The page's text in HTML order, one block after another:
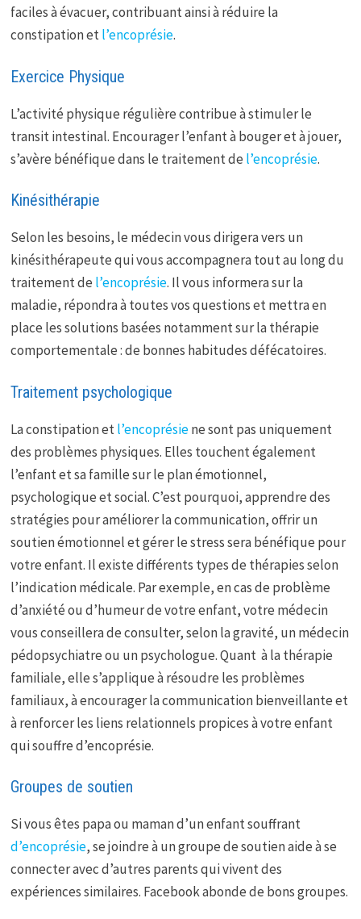
faciles à évacuer, contribuant ainsi à réduire la
constipation etl’encoprésie.
Exercice Physique
L’activité physique régulière contribue à stimuler le
transit intestinal. Encourager l’enfant à bouger et à jouer,
s’avère bénéfique dans le traitement de l’encoprésie.
Kinésithérapie
Selon les besoins, le médecin vous dirigera vers un
kinésithérapeute qui vous accompagnera tout au long du
traitement de l’encoprésie. Il vous informera sur la
maladie, répondra à toutes vos questions et mettra en
place les solutions basées notamment sur la thérapie
comportementale : de bonnes habitudes défécatoires.
Traitement psychologique
La constipation etl’encoprésiene sont pas uniquement
des problèmes physiques. Elles touchent également
l’enfant et sa famille sur le plan émotionnel,
psychologique et social. C’est pourquoi, apprendre des
stratégies pour améliorer la communication, offrir un
soutien émotionnel et gérer le stress sera bénéfique pour
votre enfant. Il existe différents types de thérapies selon
l’indication médicale. Par exemple, en cas de problème
d’anxiété ou d’humeur de votre enfant, votre médecin
vous conseillera de consulter, selon la gravité, un médecin
pédopsychiatre ou un psychologue. Quant à la thérapie
familiale, elle s’applique à résoudre les problèmes
familiaux, à encourager la communication bienveillante et
à renforcer les liens relationnels propices à votre enfant
qui souffre d’encoprésie.
Groupes de soutien
Si vous êtes papa ou maman d’un enfant souffrant
d’encoprésie, se joindre à un groupe de soutien aide à se
connecter avec d’autres parents qui vivent des
expériences similaires. Facebook abonde de bons groupes.